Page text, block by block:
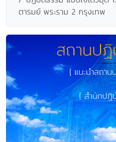
ตารมย์ พระราม 2 กรุงเทพ